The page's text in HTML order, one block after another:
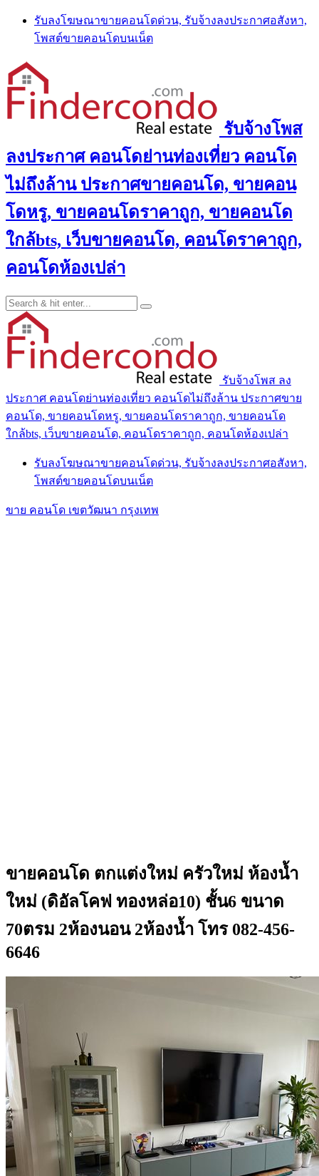
Skip
content
รับลงโฆษณาขายคอนโดด่วน, รับจ้างลงประกาศอสังหา,
โพสต์ขายคอนโดบนเน็ต
รับจ้างโพส
ลงประกาศ คอนโดย่านท่องเที่ยว คอนโด
ไม่ถึงล้าน ประกาศขายคอนโด, ขายคอน
โดหรู, ขายคอนโดราคาถูก, ขายคอนโด
ใกล้bts, เว็บขายคอนโด, คอนโดราคาถูก,
คอนโดห้องเปล่า
รับจ้างโพส ลง
ประกาศ คอนโดย่านท่องเที่ยว คอนโดไม่ถึงล้าน ประกาศขาย
คอนโด, ขายคอนโดหรู, ขายคอนโดราคาถูก, ขายคอนโด
ใกล้bts, เว็บขายคอนโด, คอนโดราคาถูก, คอนโดห้องเปล่า
รับลงโฆษณาขายคอนโดด่วน, รับจ้างลงประกาศอสังหา,
โพสต์ขายคอนโดบนเน็ต
ขาย คอนโด เขตวัฒนา กรุงเทพ
ขายคอนโด ตกแต่งใหม่ ครัวใหม่ ห้องน้ำ
ใหม่ (ดิอัลโคฟ ทองหล่อ10) ชั้น6 ขนาด
70ตรม 2ห้องนอน 2ห้องน้ำ โทร 082-456-
6646